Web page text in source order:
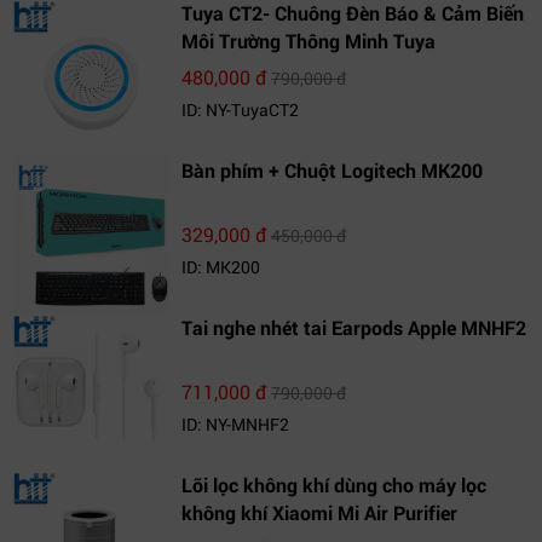
Tuya CT2- Chuông Đèn Báo & Cảm Biến
Môi Trường Thông Minh Tuya
480,000 đ790,000 đ
ID: NY-TuyaCT2
Bàn phím + Chuột Logitech MK200
329,000 đ450,000 đ
ID: MK200
Tai nghe nhét tai Earpods Apple MNHF2
711,000 đ790,000 đ
ID: NY-MNHF2
Lõi lọc không khí dùng cho máy lọc
không khí Xiaomi Mi Air Purifier